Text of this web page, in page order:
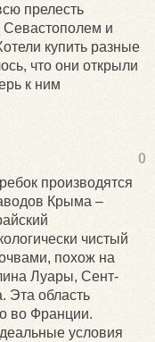
прелесть
Севастополем и
купить разные
что они открыли
к ним
0
производятся
Крыма –
чистый
похож на
Луары, Сент-
Эта область
во Франции.
условия